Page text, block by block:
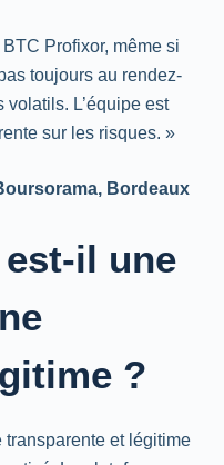
Profixor, même si
toujours au rendez-
L’équipe est
sur les risques. »
Bordeaux
il une
?
et légitime